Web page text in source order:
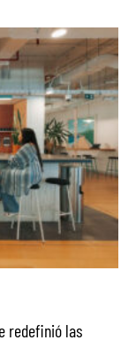
redefinió las